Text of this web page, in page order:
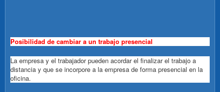
Posibilidad de cambiar a un trabajo presencial
La empresa y el trabajador pueden acordar el finalizar el trabajo a
distancia y que se incorpore a la empresa de forma presencial en la
oficina.